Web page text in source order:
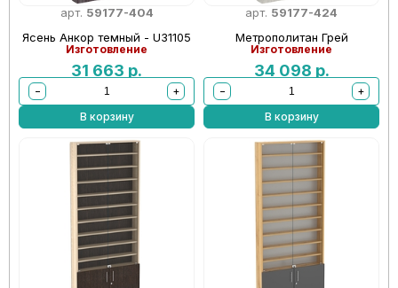
арт. 59177-404
Ясень Анкор темный - U31105
Изготовление
31 663 р.
−
+
В корзину
арт. 59177-424
Метрополитан Грей
Изготовление
34 098 р.
−
+
В корзину